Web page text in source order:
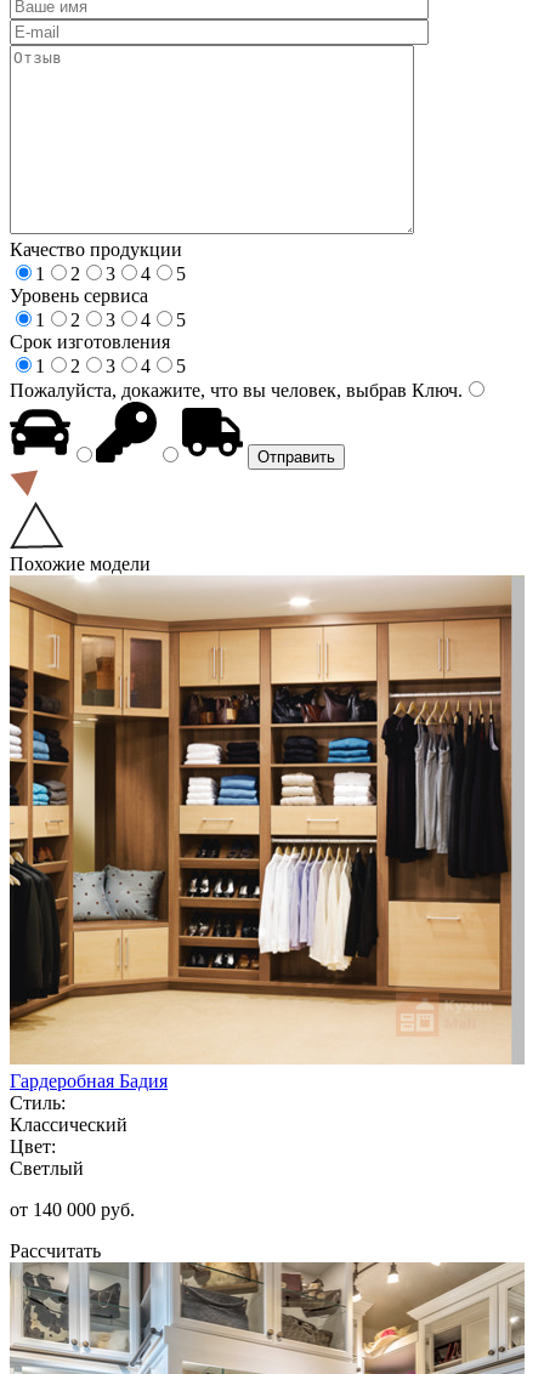
Качество продукции
1
2 3 4
5
Уровень сервиса
1
2 3 4
5
Срок изготовления
1
2 3 4
5
Пожалуйста, докажите, что вы человек, выбрав Ключ.
Похожие модели
Гардеробная Бадия
Стиль:
Классический
Цвет:
Светлый
от 140 000 руб.
Рассчитать